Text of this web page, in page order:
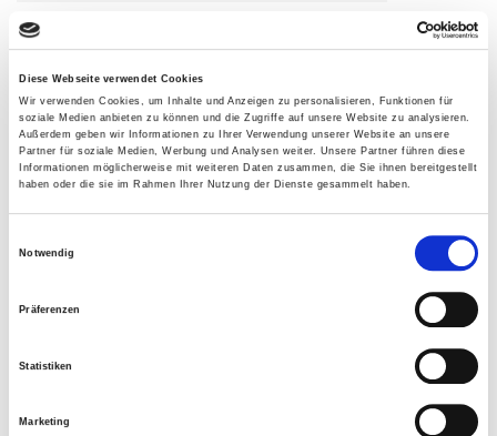
Diese Webseite verwendet Cookies
Wir verwenden Cookies, um Inhalte und Anzeigen zu personalisieren, Funktionen für
soziale Medien anbieten zu können und die Zugriffe auf unsere Website zu analysieren.
Außerdem geben wir Informationen zu Ihrer Verwendung unserer Website an unsere
Partner für soziale Medien, Werbung und Analysen weiter. Unsere Partner führen diese
Informationen möglicherweise mit weiteren Daten zusammen, die Sie ihnen bereitgestellt
haben oder die sie im Rahmen Ihrer Nutzung der Dienste gesammelt haben.
Notwendig
Präferenzen
Statistiken
Marketing
Die Wisotronic ist ein intelligentes Steuerungssystem
ist für alle WAREMA Produkte geeignet und in
verschiedensten Umgebungen zu Hause. Die
Wisotronic sorgt für ein angenehmes Raumklima
und ein behagliches Wohn- oder Arbeitsumfeld,
auch wenn Sie abwesend oder beschäftigt sind.
Brillante Extras
Wetterstation multisense
Motorsteuereinheiten und